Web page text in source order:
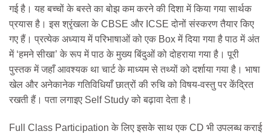
गई है। यह बच्‍चों के बस्ते का बोझ कम करने की दिशा में किया गया सार्थक
प्रयास है। इस श्रृंखला के CBSE और ICSE दोनों संस्करण तैयार किए
गए हैं। प्रत्येक अध्याय में परिभाषाओं को एक Box में दिया गया है पाठ में अंत
में ‘हमने सीखा’ के रूप में पाठ के मुख्य बिंदुओं को दोहराया गया है। पूरी
पुस्तक में जहाँ आवश्यक था चार्ट के माध्यम से तथ्यों को दर्शाया गया है। भाषा
खेल और अनेकानेक गतिविधियाँ छात्रों की रुचि को विषय-वस्तु पर केंद्रित
रखती हैं। पता लगाइए Self Study को बढ़ावा देता है।
Full Class Participation के लिए इसके साथ एक CD भी उपलब्‍ध कराई